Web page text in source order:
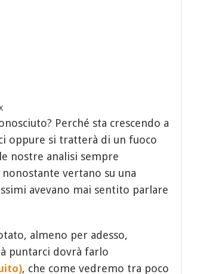
Perché sta crescendo a
oppure si tratterà di un fuoco
nostre analisi sempre
vertano su una
avevano mai sentito parlare
almeno per adesso,
puntarci dovrà farlo
, che come vedremo tra poco